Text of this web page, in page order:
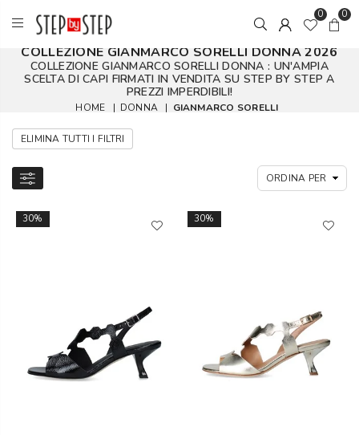
0 0
COLLEZIONE GIANMARCO SORELLI DONNA 2026
COLLEZIONE GIANMARCO SORELLI DONNA : UN'AMPIA
SCELTA DI CAPI FIRMATI IN VENDITA SU STEP BY STEP A
PREZZI IMPERDIBILI!
HOME | DONNA | GIANMARCO SORELLI
ELIMINA TUTTI I FILTRI
30% 30%